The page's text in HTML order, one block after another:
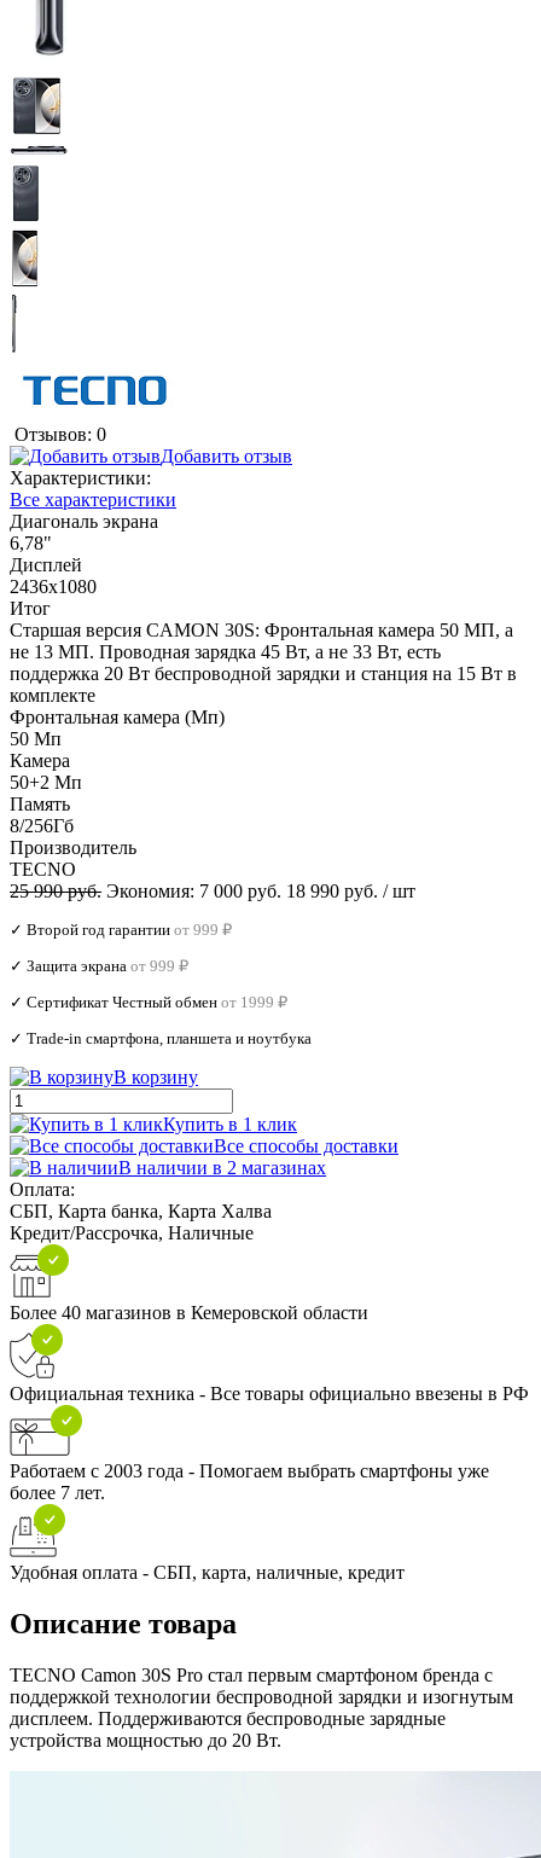
Отзывов: 0
Добавить отзыв
Характеристики:
Все характеристики
Диагональ экрана
6,78"
Дисплей
2436x1080
Итог
Старшая версия CAMON 30S: Фронтальная камера 50 МП, а
не 13 МП. Проводная зарядка 45 Вт, а не 33 Вт, есть
поддержка 20 Вт беспроводной зарядки и станция на 15 Вт в
комплекте
Фронтальная камера (Мп)
50 Мп
Камера
50+2 Мп
Память
8/256Гб
Производитель
TECNO
25 990 руб. Экономия: 7 000 руб. 18 990 руб. / шт
✓ Второй год гарантии от 999 ₽
✓ Защита экрана от 999 ₽
✓ Сертификат Честный обмен от 1999 ₽
✓ Trade‑in смартфона, планшета и ноутбука
В корзину
Купить в 1 клик
Все способы доставки
В наличии в 2 магазинах
Оплата:
СБП, Карта банка, Карта Халва
Кредит/Рассрочка, Наличные
Более 40 магазинов в Кемеровской области
Официальная техника - Все товары официально ввезены в РФ
Работаем с 2003 года - Помогаем выбрать смартфоны уже
более 7 лет.
Удобная оплата - СБП, карта, наличные, кредит
Описание товара
TECNO Camon 30S Pro стал первым смартфоном бренда с
поддержкой технологии беспроводной зарядки и изогнутым
дисплеем. Поддерживаются беспроводные зарядные
устройства мощностью до 20 Вт.